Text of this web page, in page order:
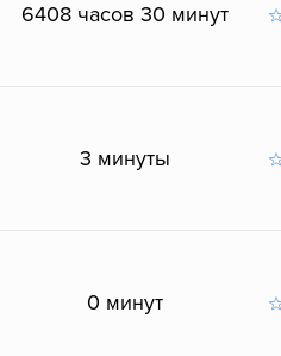
6408 часов 30 минут
3 минуты
0 минут